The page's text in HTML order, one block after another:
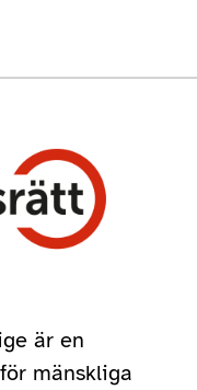
är en
mänskliga